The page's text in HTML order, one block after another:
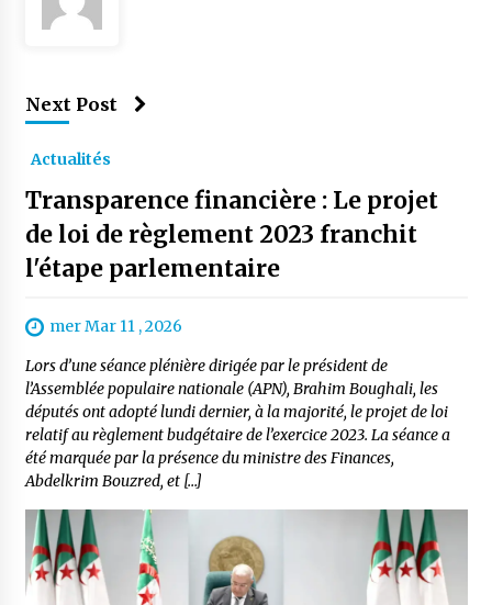
Next Post
Actualités
Transparence financière : Le projet
de loi de règlement 2023 franchit
l'étape parlementaire
mer Mar 11 , 2026
Lors d’une séance plénière dirigée par le président de
l’Assemblée populaire nationale (APN), Brahim Boughali, les
députés ont adopté lundi dernier, à la majorité, le projet de loi
relatif au règlement budgétaire de l’exercice 2023. La séance a
été marquée par la présence du ministre des Finances,
Abdelkrim Bouzred, et […]